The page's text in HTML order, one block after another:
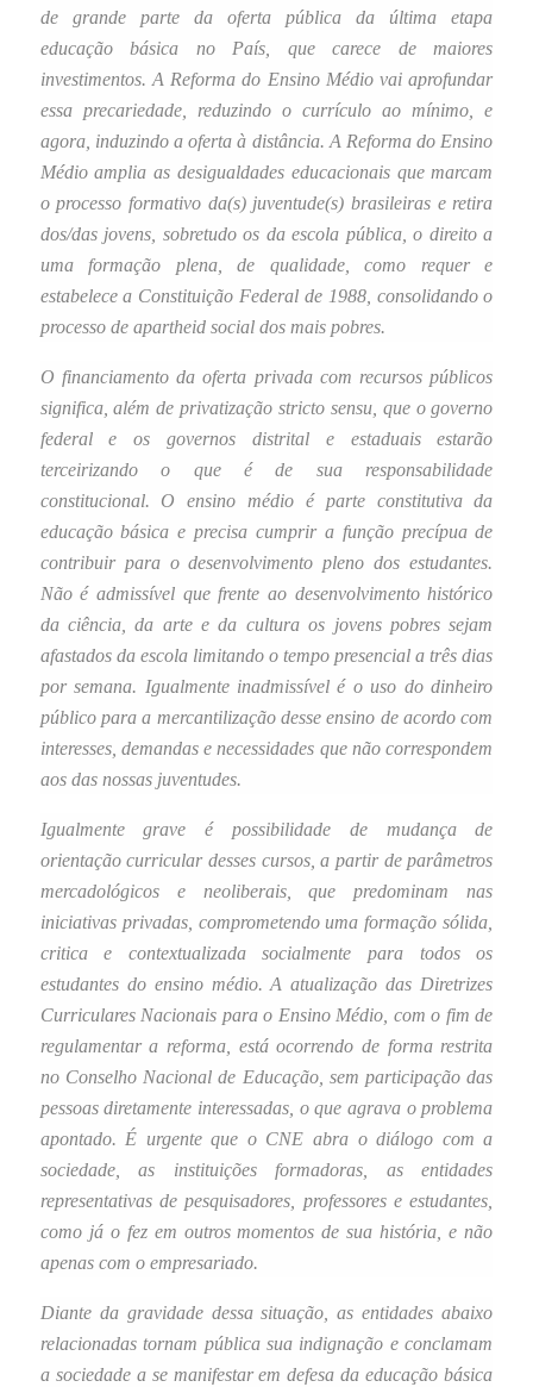
de grande parte da oferta pública da última etapa
educação básica no País, que carece de maiores
investimentos. A Reforma do Ensino Médio vai aprofundar
essa precariedade, reduzindo o currículo ao mínimo, e
agora, induzindo a oferta à distância. A Reforma do Ensino
Médio amplia as desigualdades educacionais que marcam
o processo formativo da(s) juventude(s) brasileiras e retira
dos/das jovens, sobretudo os da escola pública, o direito a
uma formação plena, de qualidade, como requer e
estabelece a Constituição Federal de 1988, consolidando o
processo de apartheid social dos mais pobres.
O financiamento da oferta privada com recursos públicos
significa, além de privatização stricto sensu, que o governo
federal e os governos distrital e estaduais estarão
terceirizando o que é de sua responsabilidade
constitucional. O ensino médio é parte constitutiva da
educação básica e precisa cumprir a função precípua de
contribuir para o desenvolvimento pleno dos estudantes.
Não é admissível que frente ao desenvolvimento histórico
da ciência, da arte e da cultura os jovens pobres sejam
afastados da escola limitando o tempo presencial a três dias
por semana. Igualmente inadmissível é o uso do dinheiro
público para a mercantilização desse ensino de acordo com
interesses, demandas e necessidades que não correspondem
aos das nossas juventudes.
Igualmente grave é possibilidade de mudança de
orientação curricular desses cursos, a partir de parâmetros
mercadológicos e neoliberais, que predominam nas
iniciativas privadas, comprometendo uma formação sólida,
critica e contextualizada socialmente para todos os
estudantes do ensino médio. A atualização das Diretrizes
Curriculares Nacionais para o Ensino Médio, com o fim de
regulamentar a reforma, está ocorrendo de forma restrita
no Conselho Nacional de Educação, sem participação das
pessoas diretamente interessadas, o que agrava o problema
apontado. É urgente que o CNE abra o diálogo com a
sociedade, as instituições formadoras, as entidades
representativas de pesquisadores, professores e estudantes,
como já o fez em outros momentos de sua história, e não
apenas com o empresariado.
Diante da gravidade dessa situação, as entidades abaixo
relacionadas tornam pública sua indignação e conclamam
a sociedade a se manifestar em defesa da educação básica